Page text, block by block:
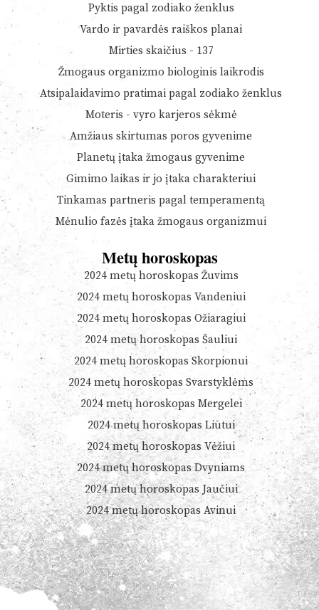
Pyktis pagal zodiako ženklus
Vardo ir pavardės raiškos planai
Mirties skaičius - 137
Žmogaus organizmo biologinis laikrodis
Atsipalaidavimo pratimai pagal zodiako ženklus
Moteris - vyro karjeros sėkmė
Amžiaus skirtumas poros gyvenime
Planetų įtaka žmogaus gyvenime
Gimimo laikas ir jo įtaka charakteriui
Tinkamas partneris pagal temperamentą
Mėnulio fazės įtaka žmogaus organizmui
Metų horoskopas
2024 metų horoskopas Žuvims
2024 metų horoskopas Vandeniui
2024 metų horoskopas Ožiaragiui
2024 metų horoskopas Šauliui
2024 metų horoskopas Skorpionui
2024 metų horoskopas Svarstyklėms
2024 metų horoskopas Mergelei
2024 metų horoskopas Liūtui
2024 metų horoskopas Vėžiui
2024 metų horoskopas Dvyniams
2024 metų horoskopas Jaučiui
2024 metų horoskopas Avinui